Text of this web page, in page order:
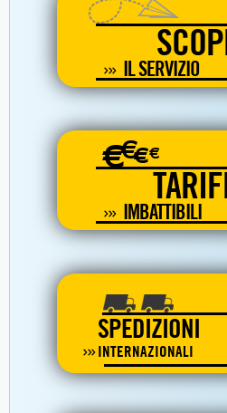
IL SERVIZIO
€€€€
IMBATTIBILI
SPEDIZIONI
INTERNAZIONALI